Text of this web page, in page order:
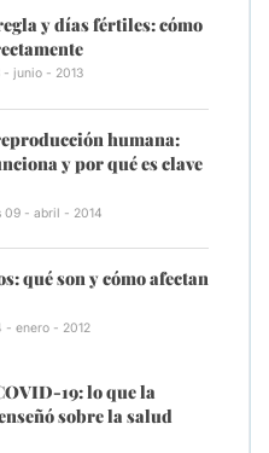
y días fértiles: cómo
- junio - 2013
humana:
y por qué es clave
09 - abril - 2014
qué son y cómo afectan
- enero - 2012
19: lo que la
sobre la salud